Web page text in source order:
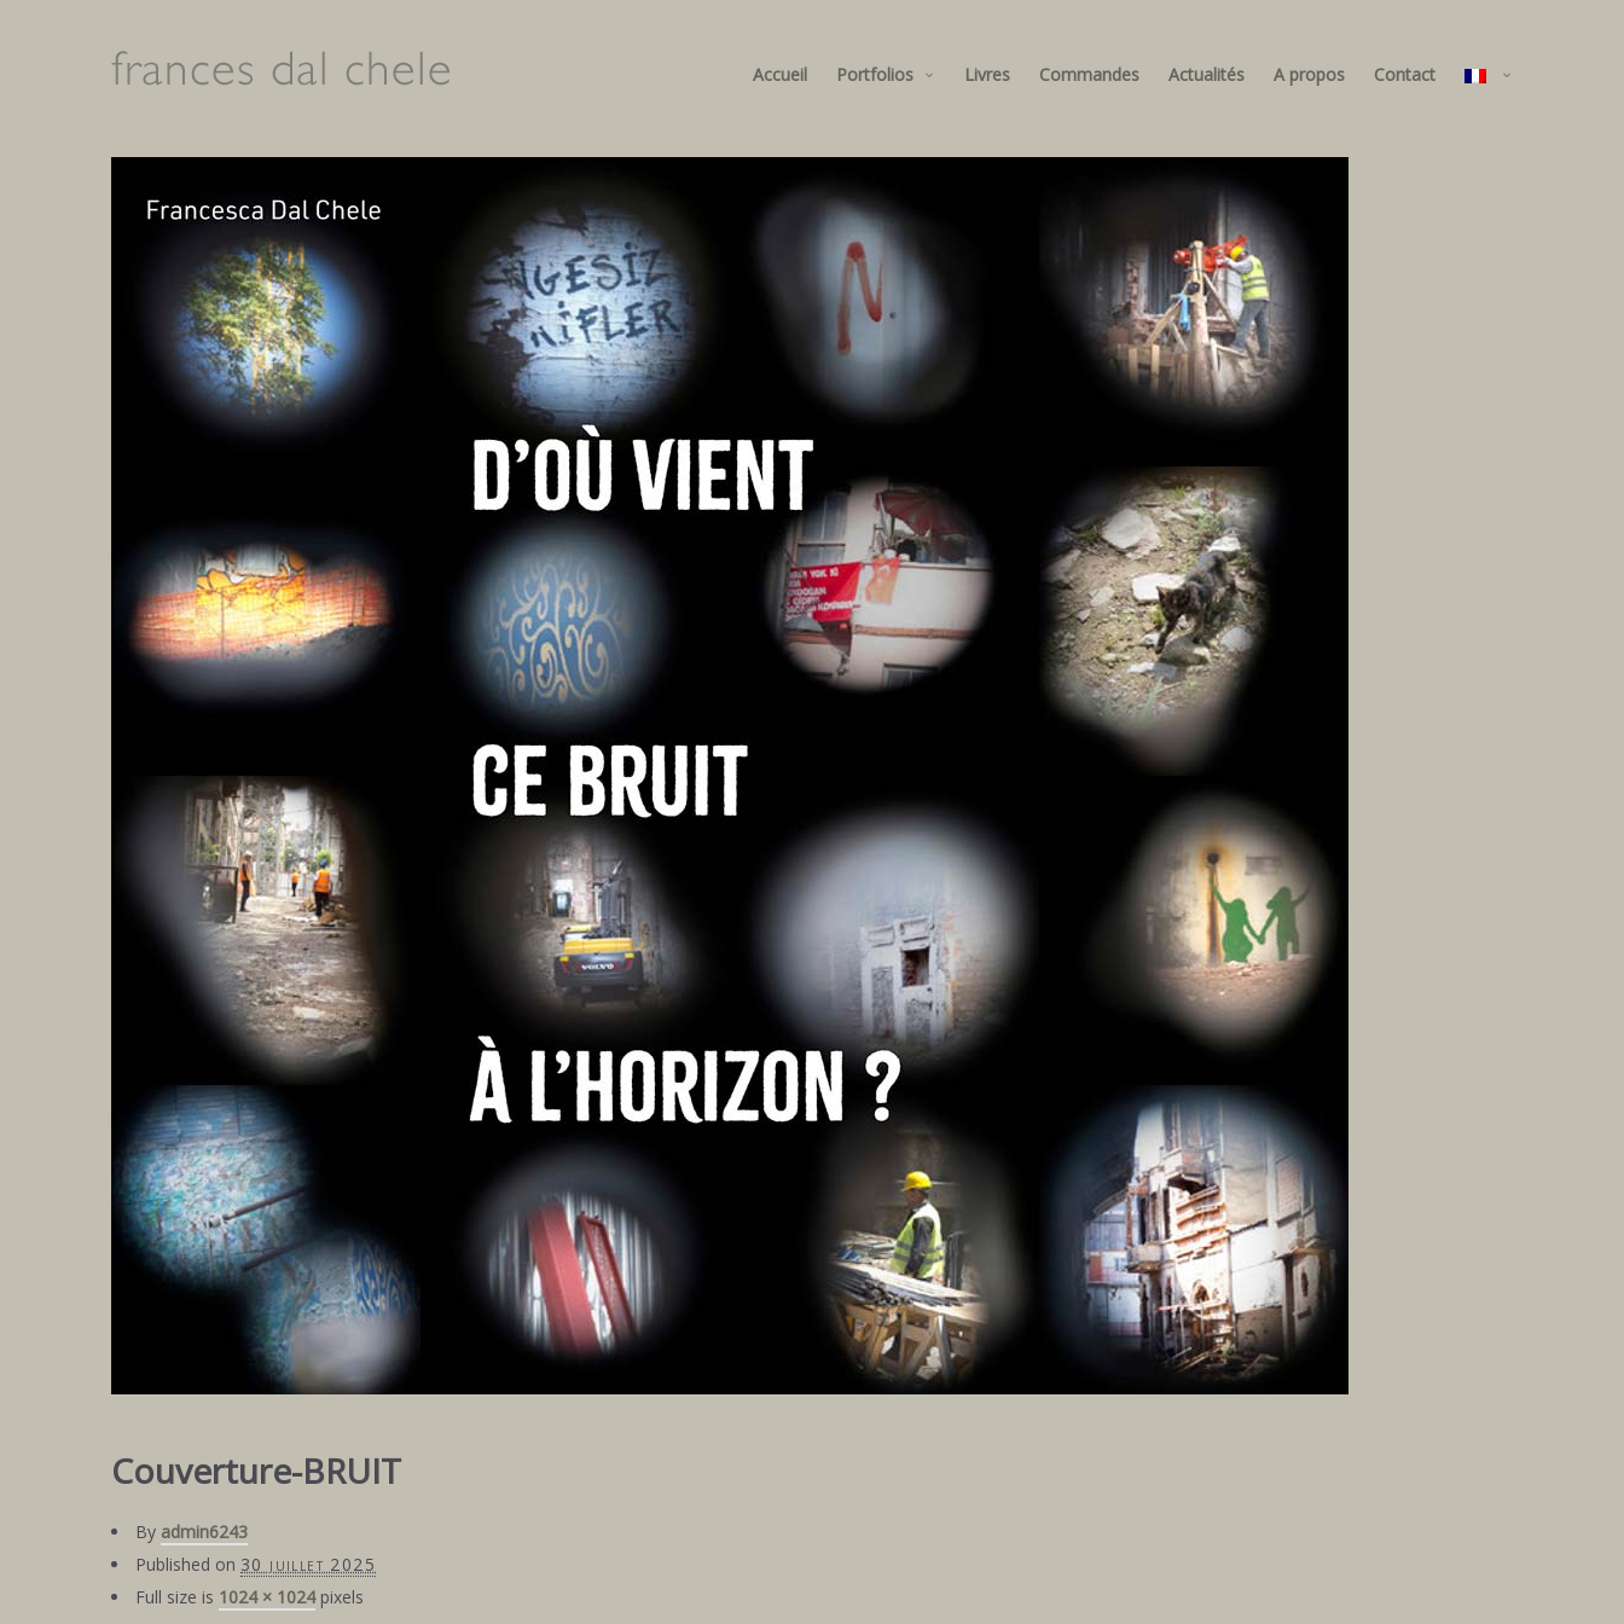
Accueil Portfolios Livres Commandes Actualités A propos Contact
Couverture-BRUIT
By admin6243
Published on 30 juillet 2025
Full size is 1024 × 1024pixels